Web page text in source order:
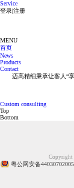
Service
登录|注册
MENU
首页
News
Products
Contact
迈高精细秉承让客人“
Custom consulting
Top
Bottom
Copyright
粤公网安备